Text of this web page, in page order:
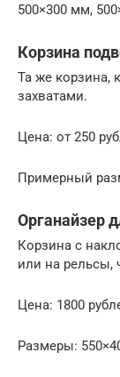
500×300 мм,
Корзина
Та же корзина,
захватами.
Цена: от 250
Примерный
Органайзер
Корзина с
или на рельсы,
Цена: 1800
Размеры: